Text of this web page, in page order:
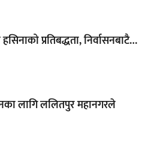
प्रतिबद्धता, निर्वासनबाटै…
लागि ललितपुर महानगरले